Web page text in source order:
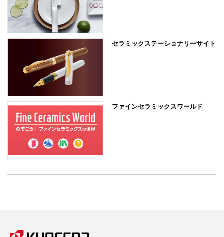
セラミックステーショナリーサイト
ファインセラミックスワールド